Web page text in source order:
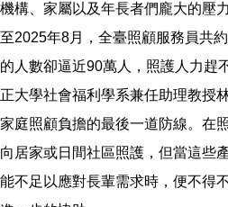
機構、家屬以及年長者們龐大的壓
至2025年8月，全臺照顧服務員共
的人數卻逼近90萬人，照護人力趕
正大學社會福利學系兼任助理教授
家庭照顧負擔的最後一道防線。在
向居家或日間社區照護，但當這些
能不足以應對長輩需求時，便不得